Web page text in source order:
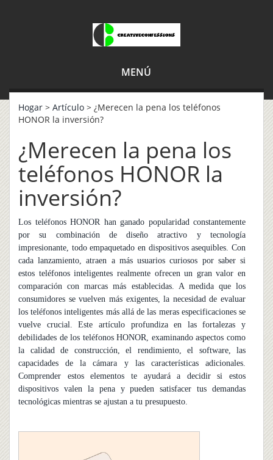
MENÚ
Hogar > Artículo > ¿Merecen la pena los teléfonos
HONOR la inversión?
¿Merecen la pena los
teléfonos HONOR la
inversión?
Los teléfonos HONOR han ganado popularidad constantemente
por su combinación de diseño atractivo y tecnología
impresionante, todo empaquetado en dispositivos asequibles. Con
cada lanzamiento, atraen a más usuarios curiosos por saber si
estos teléfonos inteligentes realmente ofrecen un gran valor en
comparación con marcas más establecidas. A medida que los
consumidores se vuelven más exigentes, la necesidad de evaluar
los teléfonos inteligentes más allá de las meras especificaciones se
vuelve crucial. Este artículo profundiza en las fortalezas y
debilidades de los teléfonos HONOR, examinando aspectos como
la calidad de construcción, el rendimiento, el software, las
capacidades de la cámara y las características adicionales.
Comprender estos elementos te ayudará a decidir si estos
dispositivos valen la pena y pueden satisfacer tus demandas
tecnológicas mientras se ajustan a tu presupuesto.